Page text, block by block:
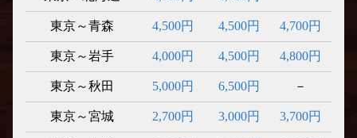
東京～青森 4,500円 4,500円 4,700円
東京～岩手 4,000円 4,500円 4,800円
東京～秋田 5,000円 6,500円 －
東京～宮城 2,700円 3,000円 3,700円